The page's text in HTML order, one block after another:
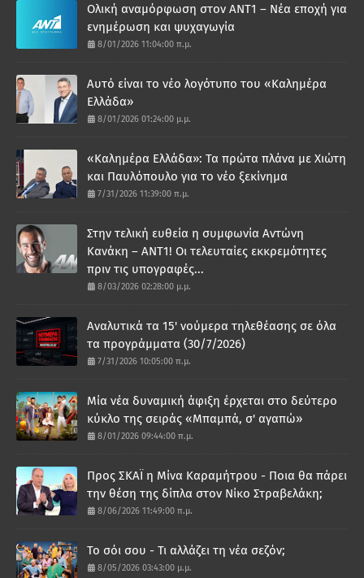
Ολική αναμόρφωση στον ΑΝΤ1 – Νέα εποχή για
ενημέρωση και ψυχαγωγία
8/01/2026 11:04:00 π.μ.
Αυτό είναι το νέο λογότυπο του «Καλημέρα
Ελλάδα»
8/01/2026 01:24:00 μ.μ.
«Καλημέρα Ελλάδα»: Τα πρώτα πλάνα με Χιώτη
και Παυλόπουλο για το νέο ξεκίνημα
7/31/2026 11:39:00 π.μ.
Στην τελική ευθεία η συμφωνία Αντώνη
Κανάκη – ΑΝΤ1! Οι τελευταίες εκκρεμότητες
πριν τις υπογραφές...
8/03/2026 02:28:00 μ.μ.
Αναλυτικά τα 15' νούμερα τηλεθέασης σε όλα
τα προγράμματα (30/7/2026)
7/31/2026 10:05:00 π.μ.
Μία νέα δυναμική άφιξη έρχεται στο δεύτερο
κύκλο της σειράς «Μπαμπά, σ' αγαπώ»
8/01/2026 09:44:00 π.μ.
Προς ΣΚΑΪ η Μίνα Καραμήτρου - Ποια θα πάρει
την θέση της δίπλα στον Νίκο Στραβελάκη;
8/06/2026 11:49:00 π.μ.
Το σόι σου - Τι αλλάζει τη νέα σεζόν;
8/05/2026 03:43:00 μ.μ.